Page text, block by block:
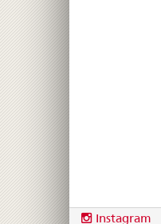
Footer
SocialInstagram